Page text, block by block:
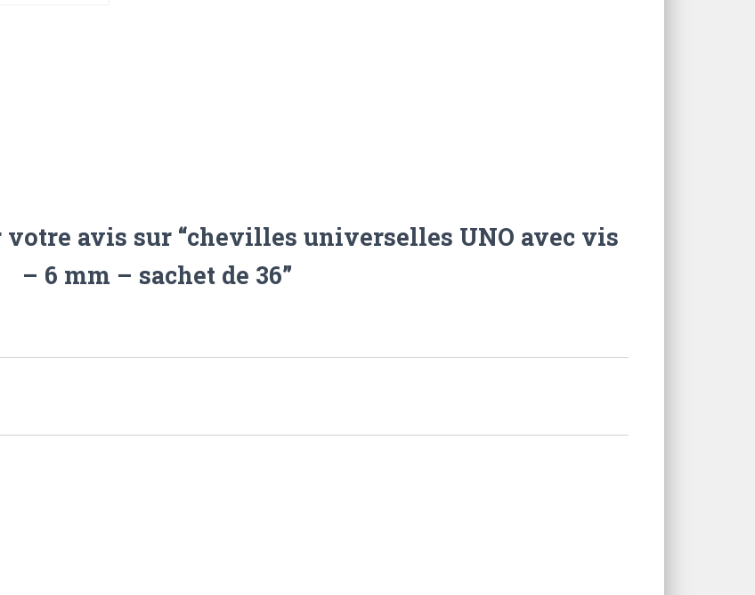
avis sur “chevilles universelles UNO avec vis
– 6 mm – sachet de 36”